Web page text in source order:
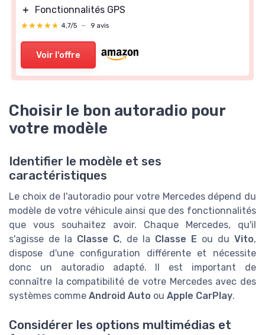
＋
Fonctionnalités GPS
★★★★★
★★★★★ 4,7/5 — 9 avis
Voir l'offre
Choisir le bon autoradio pour
votre modèle
Identifier le modèle et ses
caractéristiques
Le choix de l'autoradio pour votre Mercedes dépend du
modèle de votre véhicule ainsi que des fonctionnalités
que vous souhaitez avoir. Chaque Mercedes, qu'il
s'agisse de la Classe C, de la Classe E ou du Vito,
dispose d'une configuration différente et nécessite
donc un autoradio adapté. Il est important de
connaître la compatibilité de votre Mercedes avec des
systèmes comme Android Auto ou Apple CarPlay.
Considérer les options multimédias et